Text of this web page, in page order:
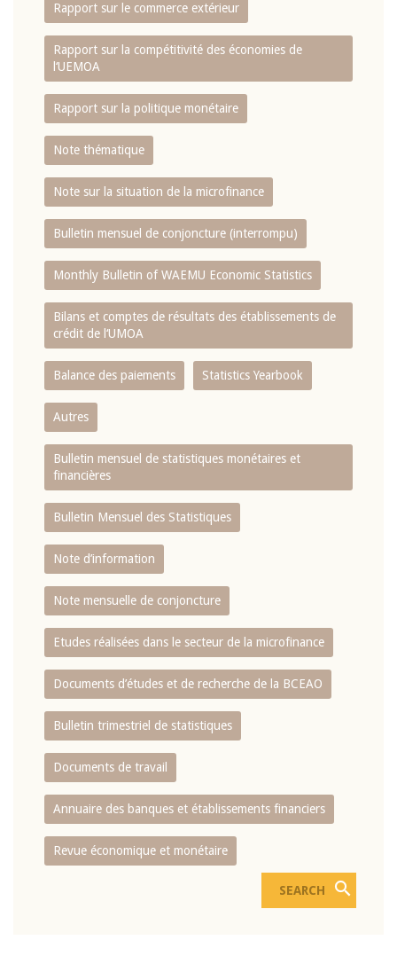
Rapport sur le commerce extérieur
Rapport sur la compétitivité des économies de
l‘UEMOA
Rapport sur la politique monétaire
Note thématique
Note sur la situation de la microfinance
Bulletin mensuel de conjoncture (interrompu)
Monthly Bulletin of WAEMU Economic Statistics
Bilans et comptes de résultats des établissements de
crédit de l‘UMOA
Balance des paiements Statistics Yearbook
Autres
Bulletin mensuel de statistiques monétaires et
financières
Bulletin Mensuel des Statistiques
Note d’information
Note mensuelle de conjoncture
Etudes réalisées dans le secteur de la microfinance
Documents d’études et de recherche de la BCEAO
Bulletin trimestriel de statistiques
Documents de travail
Annuaire des banques et établissements financiers
Revue économique et monétaire